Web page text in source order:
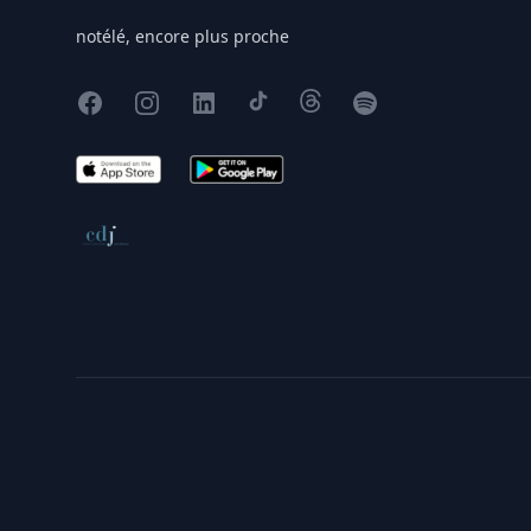
notélé, encore plus proche
FacebookInstagram
X TikTokThreadsSpotify
App Store Google Play
Conseil de déontologie journalistique